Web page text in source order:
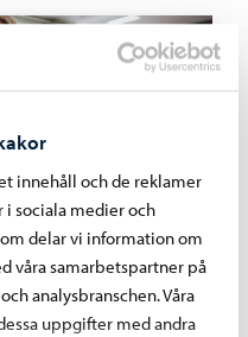
innehåll och de reklamer
i sociala medier och
delar vi information om
våra samarbetspartner på
analysbranschen. Våra
uppgifter med andra